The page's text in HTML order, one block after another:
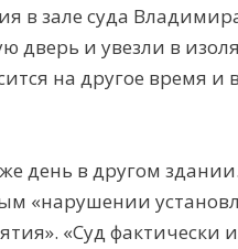
в зале суда
дверь и увезли в
на другое время и
день в другом
«нарушении
«Суд фактически